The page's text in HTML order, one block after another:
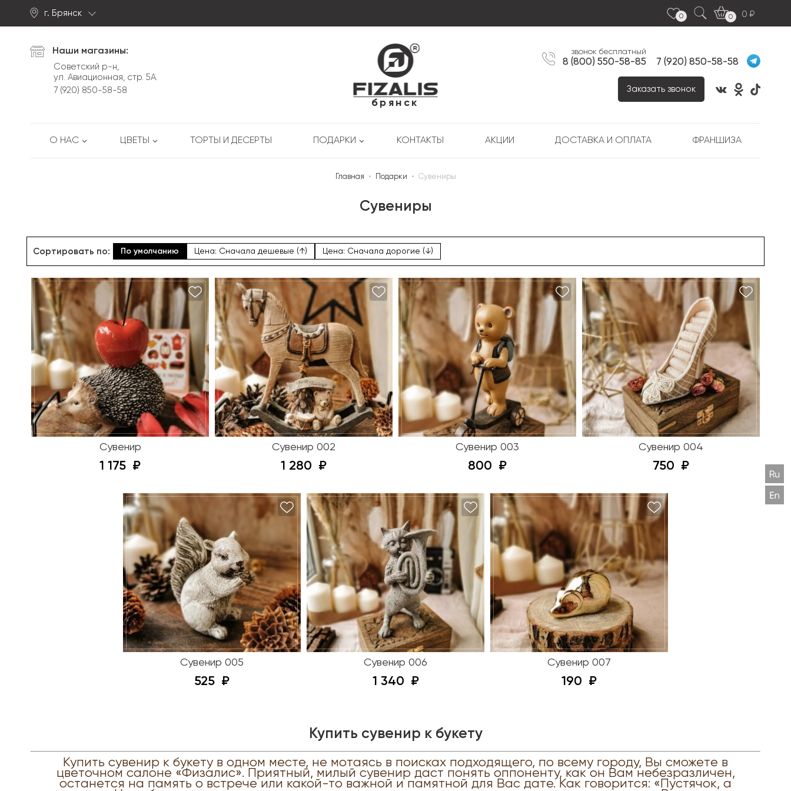
г. Брянск 0 0
0
брянск
Наши магазины:
Советский р-н,
ул. Авиационная, стр. 5А.
7 (920) 850-58-58
8 (800) 550-58-85
звонок бесплатный
7 (920) 850-58-58
Заказать звонок
О НАС ЦВЕТЫ ТОРТЫ И ДЕСЕРТЫ ПОДАРКИ КОНТАКТЫ АКЦИИ ДОСТАВКА И ОПЛАТА ФРАНШИЗА
Главная • Подарки • Сувениры
Сувениры
Сортировать по: По умолчанию Цена: Сначала дешевые (↑) Цена: Сначала дорогие (↓)
Сувенир
1 175
Сувенир 002
1 280
Сувенир 003
800
Сувенир 004
750
Сувенир 005
525
Сувенир 006
1 340
Сувенир 007
190
Купить сувенир к букету
Купить сувенир к букету в одном месте, не мотаясь в поисках подходящего, по всему городу, Вы сможете в
цветочном салоне «Физалис». Приятный, милый сувенир даст понять оппоненту, как он Вам небезразличен,
останется на память о встрече или какой-то важной и памятной для Вас дате. Как говорится: «Пустячок, а